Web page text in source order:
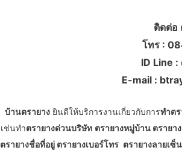
ติดต่อ
โทร :
ID Line
E-mail :
บ้านตรายาง ยินดีให้บริการงานเกี่ยวกับการทำต
เช่นทำตรายางด่วนบริษัท ตรายางหมู่บ้าน ตรายา
ตรายางชื่อที่อยู่ ตรายางเบอร์โทร ตรายางลายเซ็